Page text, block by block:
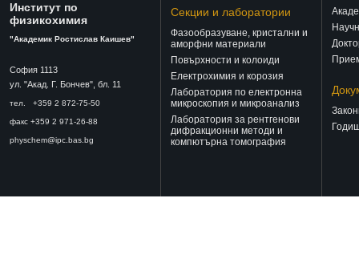
Институт по
физикохимия
"Академик Ростислав Каишев"
София 1113
ул. "Акад. Г. Бончев", бл. 11
тел. +359 2 872-75-50
факс +359 2 971-26-88
physchem@ipc.bas.bg
Секции и лаборатории
Фазообразуване, кристални и
аморфни материали
Повърхности и колоиди
Електрохимия и корозия
Лаборатория по електронна
микроскопия и микроанализ
Лаборатория за рентгенови
дифракционни методи и
компютърна томография